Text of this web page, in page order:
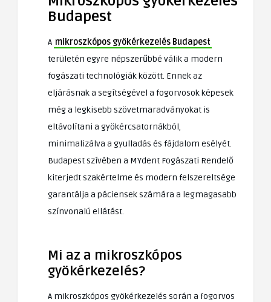
Budapest
A mikroszkópos gyökérkezelés Budapest
területén egyre népszerűbbé válik a modern
fogászati technológiák között. Ennek az
eljárásnak a segítségével a fogorvosok képesek
még a legkisebb szövetmaradványokat is
eltávolítani a gyökércsatornákból,
minimalizálva a gyulladás és fájdalom esélyét.
Budapest szívében a MYdent Fogászati Rendelő
kiterjedt szakértelme és modern felszereltsége
garantálja a páciensek számára a legmagasabb
színvonalú ellátást.
Mi az a mikroszkópos
gyökérkezelés?
A mikroszkópos gyökérkezelés során a fogorvos